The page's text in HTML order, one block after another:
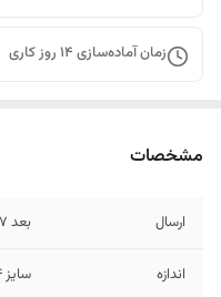
زمان آماده‌سازی 14 روز کاری
مشخصات
ارسال بعد 7 روز
اندازه سایز A4